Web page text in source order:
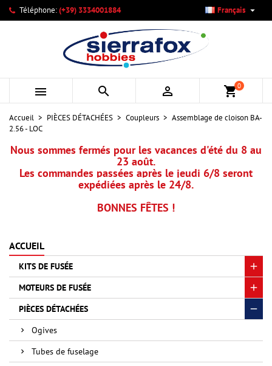
Téléphone:(+39) 3334001884 Français 
   shopping_cart0
Accueil PIÈCES DÉTACHÉES Coupleurs
Assemblage de cloison BA-
2.56 - LOC
Nous sommes fermés pour les vacances d'été du 8 au
23 août.
Les commandes passées après le jeudi 6/8 seront
expédiées après le 24/8.
BONNES FÊTES !
ACCUEIL
KITS DE FUSÉE
MOTEURS DE FUSÉE
PIÈCES DÉTACHÉES
Ogives
Tubes de fuselage
Mes listes d'envies ×
Créer une nouvelle liste
Créer une liste d'envies ×
Nom de la liste d'envies
Annuler Créer une liste d'envies
Connexion ×
Vous devez être connecté pour ajouter des produits à votre
liste d'envies.
Annuler Connexion